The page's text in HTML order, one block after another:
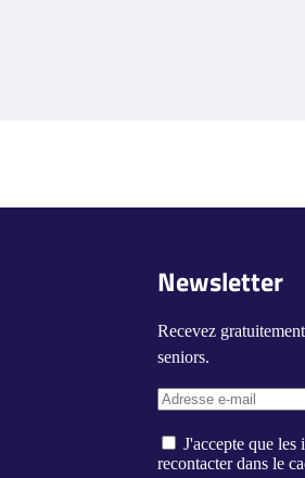
Newsletter
Recevez
seniors.
J'accepte que les
recontacter dans le